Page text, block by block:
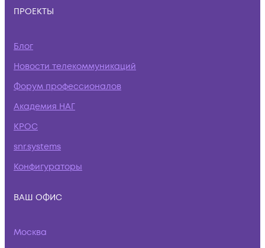
ПРОЕКТЫ
Блог
Новости телекоммуникаций
Форум профессионалов
Академия НАГ
КРОС
snr.systems
Конфигураторы
ВАШ ОФИС
Москва